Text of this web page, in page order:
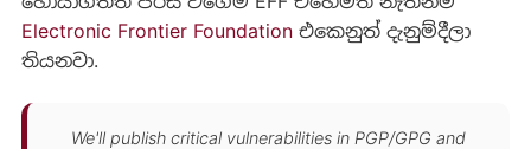
Electronic Frontier Foundationඑකෙනුත් දැනුම්දීලා
තියනවා.
We'll publish critical vulnerabilities in PGP/GPG and